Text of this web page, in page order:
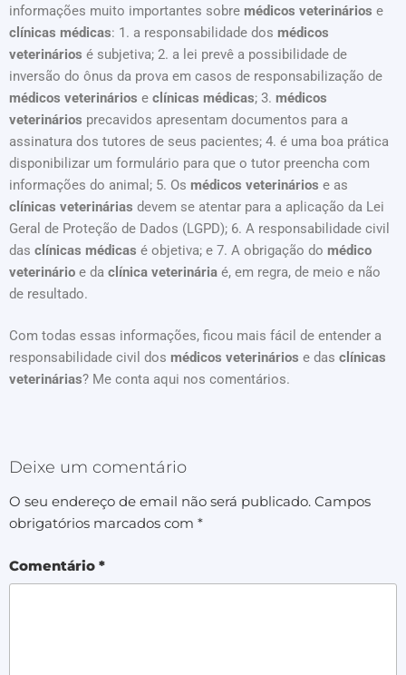
informações muito importantes sobre médicos veterinários e
clínicas médicas: 1. a responsabilidade dos médicos
veterinários é subjetiva; 2. a lei prevê a possibilidade de
inversão do ônus da prova em casos de responsabilização de
médicos veterinários e clínicas médicas; 3. médicos
veterinários precavidos apresentam documentos para a
assinatura dos tutores de seus pacientes; 4. é uma boa prática
disponibilizar um formulário para que o tutor preencha com
informações do animal; 5. Os médicos veterinários e as
clínicas veterinárias devem se atentar para a aplicação da Lei
Geral de Proteção de Dados (LGPD); 6. A responsabilidade civil
das clínicas médicas é objetiva; e 7. A obrigação do médico
veterinário e da clínica veterinária é, em regra, de meio e não
de resultado.
Com todas essas informações, ficou mais fácil de entender a
responsabilidade civil dos médicos veterinários e das clínicas
veterinárias? Me conta aqui nos comentários.
Deixe um comentário
O seu endereço de email não será publicado. Campos
obrigatórios marcados com *
Comentário *